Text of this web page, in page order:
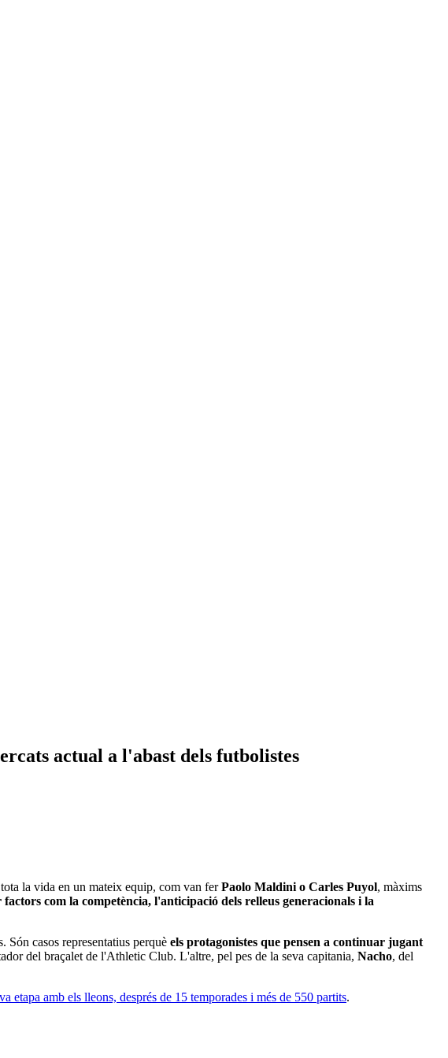
actual a l'abast dels futbolistes
la vida en un mateix equip, com van ferPaolo Maldini o Carles Puyol, màxims
com la competència, l'anticipació dels relleus generacionals i la
casos representatius perquè els protagonistes que pensen a continuar jugant
del braçalet de l'Athletic Club. L'altre, pel pes de la seva capitania, Nacho, del
etapa amb els lleons, després de 15 temporades i més de 550 partits.